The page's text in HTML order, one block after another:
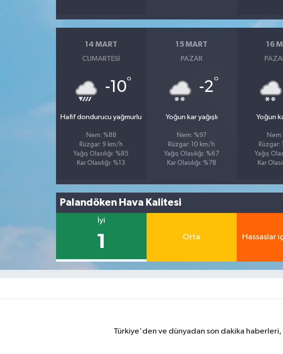
14 MART
CUMARTESI
-10°
Hafif dondurucu yağmurlu
Nem: %88
Rüzgar: 9 km/h
Yağış Olasılığı: %85
Kar Olasılığı: %13
15 MART
PAZAR
-2°
Yoğun kar yağışlı
Nem: %97
Rüzgar: 10 km/h
Yağış Olasılığı: %67
Kar Olasılığı: %78
16
Yoğun
Rüzgar:
Yağış
Kar
Palandöken Hava Kalitesi
İyi
1 Orta Hassaslar
Türkiye'den ve dünyadan son dakika